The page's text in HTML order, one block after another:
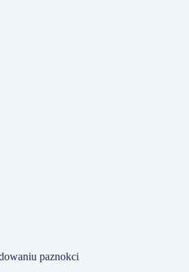
paznokci